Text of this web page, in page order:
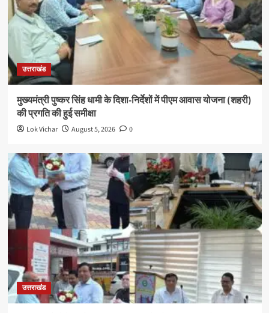
उत्तराखंड
मुख्यमंत्री पुष्कर सिंह धामी के दिशा-निर्देशों में पीएम आवास योजना (शहरी)
की प्रगति की हुई समीक्षा
Lok Vichar August 5, 2026 0
उत्तराखंड